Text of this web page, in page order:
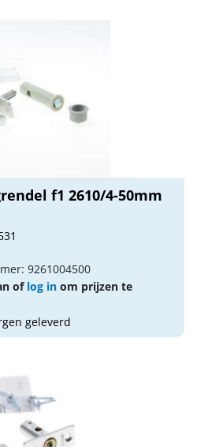
f1 2610/4-50mm
9261004500
of log in om prijzen te
geleverd